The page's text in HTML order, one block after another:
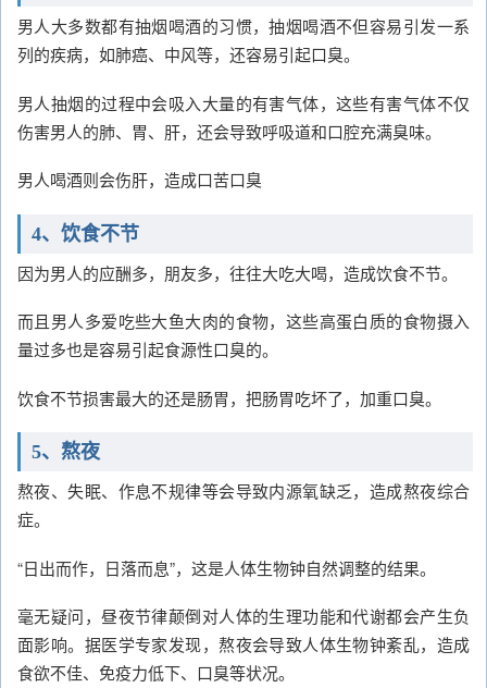
男人大多数都有抽烟喝酒的习惯，抽烟喝酒不但容易引发一系
列的疾病，如肺癌、中风等，还容易引起口臭。
男人抽烟的过程中会吸入大量的有害气体，这些有害气体不仅
伤害男人的肺、胃、肝，还会导致呼吸道和口腔充满臭味。
男人喝酒则会伤肝，造成口苦口臭
4、饮食不节
因为男人的应酬多，朋友多，往往大吃大喝，造成饮食不节。
而且男人多爱吃些大鱼大肉的食物，这些高蛋白质的食物摄入
量过多也是容易引起食源性口臭的。
饮食不节损害最大的还是肠胃，把肠胃吃坏了，加重口臭。
5、熬夜
熬夜、失眠、作息不规律等会导致内源氧缺乏，造成熬夜综合
症。
“日出而作，日落而息”，这是人体生物钟自然调整的结果。
毫无疑问，昼夜节律颠倒对人体的生理功能和代谢都会产生负
面影响。据医学专家发现，熬夜会导致人体生物钟紊乱，造成
食欲不佳、免疫力低下、口臭等状况。